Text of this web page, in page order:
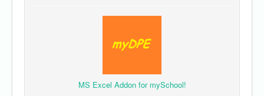
MS Excel Addon for mySchool!